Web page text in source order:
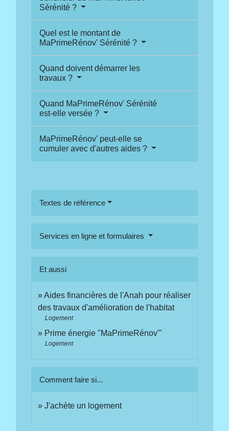
Sérénité ?
Quel est le montant de
MaPrimeRénov' Sérénité ?
Quand doivent démarrer les
travaux ?
Quand MaPrimeRénov' Sérénité
est-elle versée ?
MaPrimeRénov' peut-elle se
cumuler avec d'autres aides ?
Textes de référence
Services en ligne et formulaires
Et aussi
Aides financières de l'Anah pour réaliser
des travaux d'amélioration de l'habitat
Logement
Prime énergie "MaPrimeRénov'"
Logement
Comment faire si...
J'achète un logement